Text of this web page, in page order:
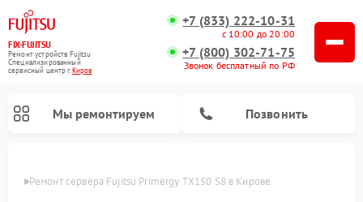
FIX-FUJITSU
Ремонт устройств Fujitsu
Специализированный
cервисный центр г.Киров
+7 (833) 222-10-31
с 10:00 до 20:00
+7 (800) 302-71-75
Звонок бесплатный по РФ
Мы ремонтируем Позвонить
Ремонт сервера Fujitsu Primergy TX150 S8 в Кирове